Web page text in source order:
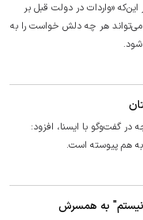
«واردات در دولت قبل بر
هر چه دلش خواست را به
شود.
در گفت‌وگو با ایسنا، افزود:
به هم پیوسته است.
نیستم" به همسرش